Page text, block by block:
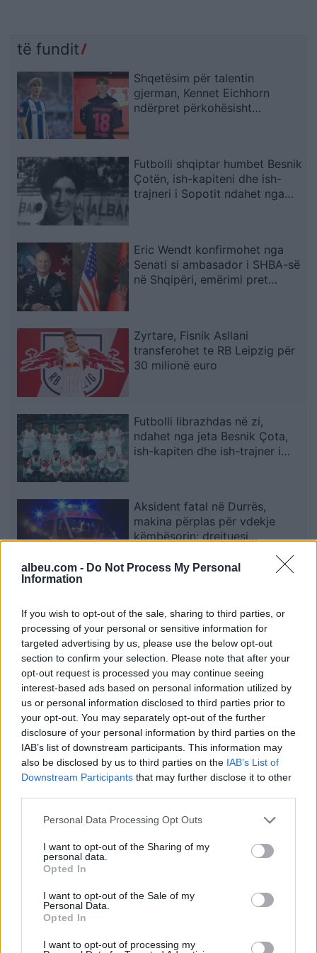
albeu.com - Do Not Process My Personal
Information
If you wish to opt-out of the sale, sharing to third parties, or
processing of your personal or sensitive information for
targeted advertising by us, please use the below opt-out
section to confirm your selection. Please note that after your
opt-out request is processed you may continue seeing
interest-based ads based on personal information utilized by
us or personal information disclosed to third parties prior to
your opt-out. You may separately opt-out of the further
disclosure of your personal information by third parties on the
IAB’s list of downstream participants. This information may
also be disclosed by us to third parties on the IAB’s List of
Downstream Participants that may further disclose it to other
Personal Data Processing Opt Outs
I want to opt-out of the Sharing of my
personal data.
Opted In
I want to opt-out of the Sale of my
Personal Data.
Opted In
I want to opt-out of processing my
të fundit
Shqetësim për talentin
gjerman, Kennet Eichhorn
ndërpret përkohësisht
Futbolli shqiptar humbet Besnik
Çotën, ish-kapiteni dhe ish-
trajneri i Sopotit ndahet nga
Eric Wendt konfirmohet nga
Senati si ambasador i SHBA-së
në Shqipëri, emërimi pret
Zyrtare, Fisnik Asllani
transferohet te RB Leipzig për
30 milionë euro
Futbolli librazhdas në zi,
ndahet nga jeta Besnik Çota,
ish-kapiten dhe ish-trajner i
Aksident fatal në Durrës,
makina përplas për vdekje
këmbësorin; drejtuesi
Enea Mihajt në MLS, mbrojtësi
ndëshkohet me të kuq dhe
gjobë